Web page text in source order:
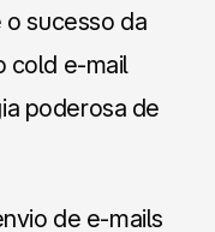
sucesso da
cold e-mail
poderosa de
de e-mails